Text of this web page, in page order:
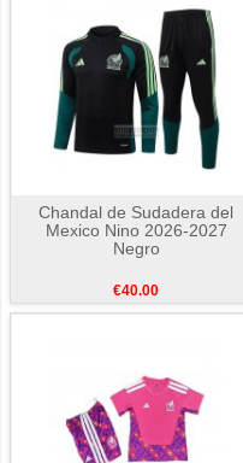
Chandal de Sudadera del
Mexico Nino 2026-2027
Negro
€40.00